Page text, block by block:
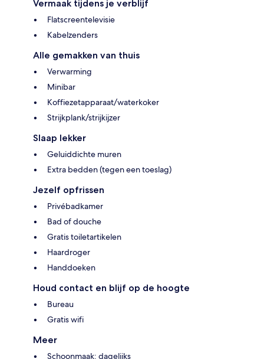
Vermaak tijdens je verblijf
Flatscreentelevisie
Kabelzenders
Alle gemakken van thuis
Verwarming
Minibar
Koffiezetapparaat/waterkoker
Strijkplank/strijkijzer
Slaap lekker
Geluiddichte muren
Extra bedden (tegen een toeslag)
Jezelf opfrissen
Privébadkamer
Bad of douche
Gratis toiletartikelen
Haardroger
Handdoeken
Houd contact en blijf op de hoogte
Bureau
Gratis wifi
Meer
Schoonmaak: dagelijks